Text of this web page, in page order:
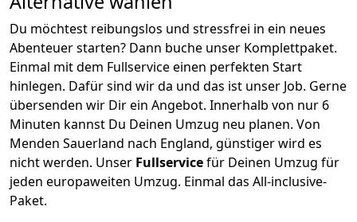
Du möchtest reibungslos und stressfrei in ein neues
Abenteuer starten? Dann buche unser Komplettpaket.
Einmal mit dem Fullservice einen perfekten Start
hinlegen. Dafür sind wir da und das ist unser Job. Gerne
übersenden wir Dir ein Angebot. Innerhalb von nur 6
Minuten kannst Du Deinen Umzug neu planen. Von
Menden Sauerland nach England, günstiger wird es
nicht werden. Unser Fullservicefür Deinen Umzug für
jeden europaweiten Umzug. Einmal das All-inclusive-
Paket.